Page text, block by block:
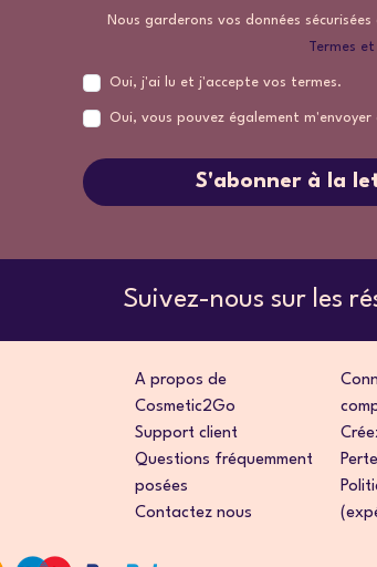
Nous garderons vos données
Termes
Oui, j'ai lu et j'accepte vos termes.
Oui, vous pouvez également
S'abonner à la
Suivez-nous sur les
A propos de
Cosmetic2Go
Support client
Questions fréquemment
posées
Contactez nous